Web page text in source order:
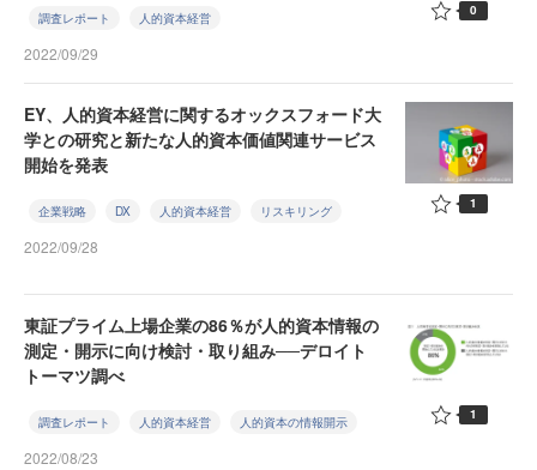
調査レポート 人的資本経営
2022/09/29
0
EY、人的資本経営に関するオックスフォード大
学との研究と新たな人的資本価値関連サービス
開始を発表
企業戦略 DX 人的資本経営 リスキリング
2022/09/28
1
東証プライム上場企業の86％が人的資本情報の
測定・開示に向け検討・取り組み──デロイト
トーマツ調べ
調査レポート 人的資本経営 人的資本の情報開示
2022/08/23
1